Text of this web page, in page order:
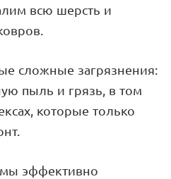
всю шерсть и
сложные загрязнения:
пыль и грязь, в том
которые только
мы эффективно